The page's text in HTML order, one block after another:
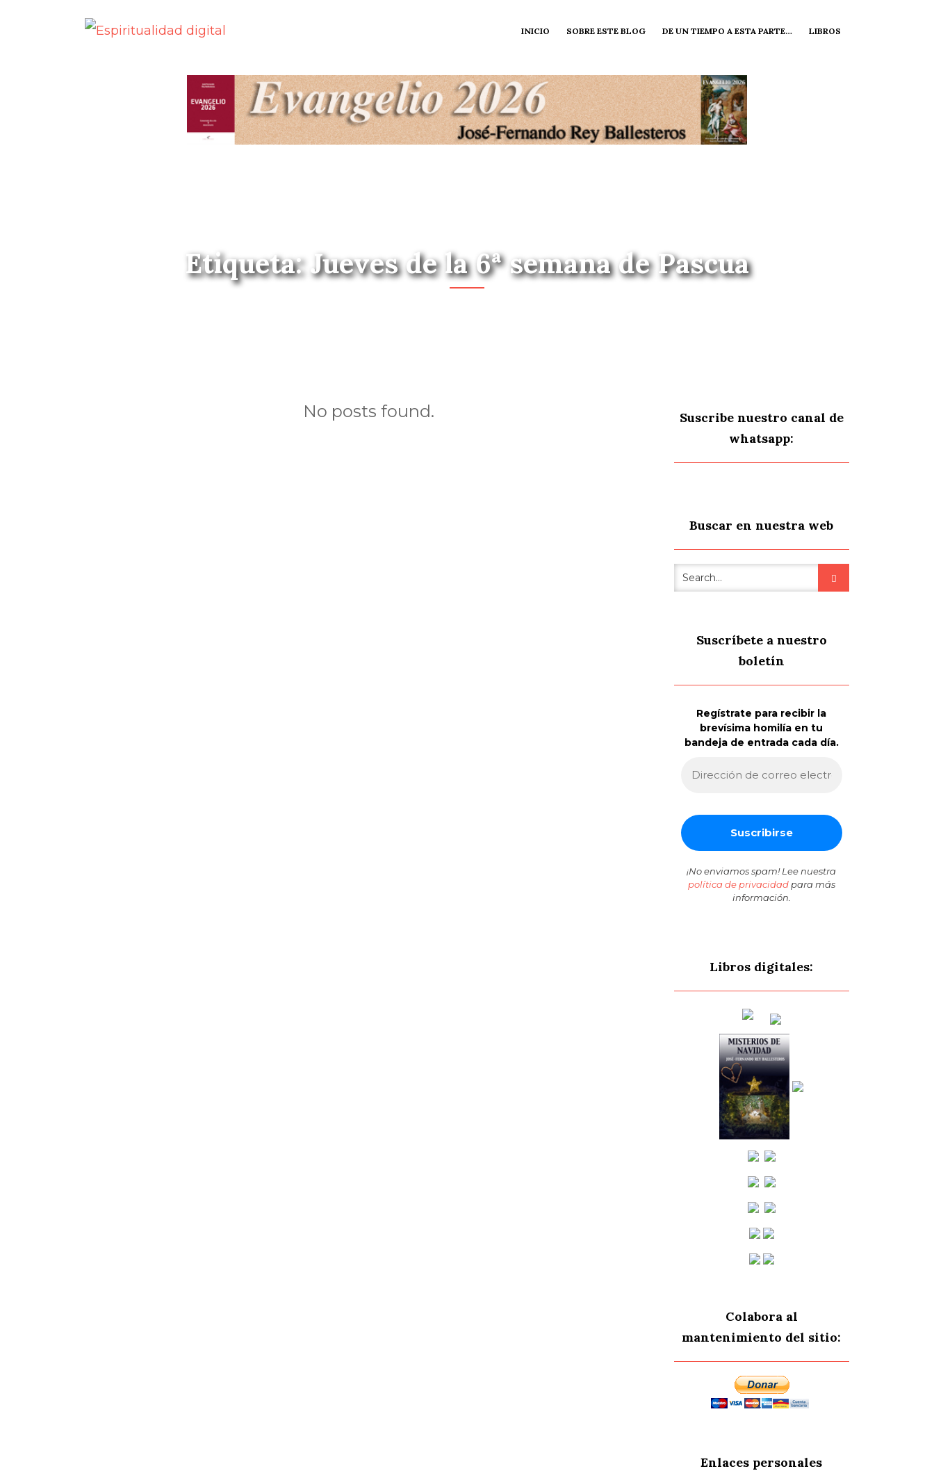
INICIO SOBRE ESTE BLOG DE UN TIEMPO A ESTA PARTE… LIBROS
Etiqueta: Jueves de la 6ª semana de Pascua
No posts found.
Suscribe nuestro canal de
whatsapp:
Buscar en nuestra web
Suscríbete a nuestro
boletín
Regístrate para recibir la
brevísima homilía en tu
bandeja de entrada cada día.
¡No enviamos spam! Lee nuestra
política de privacidadpara más
información.
Libros digitales:
Colabora al
mantenimiento del sitio:
Enlaces personales